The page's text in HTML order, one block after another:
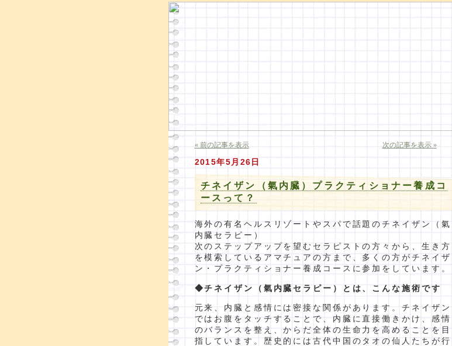
« 前の記事を表示 次の記事を表示 »
2015年5月26日
チネイザン（氣内臓）プラクティショナー養成コ
ースって？
海外の有名ヘルスリゾートやスパで話題のチネイザン（氣
内臓セラピー）
次のステップアップを望むセラピストの方々から、生き方
を模索しているアマチュアの方まで、多くの方がチネイザ
ン・プラクティショナー養成コースに参加をしています。
◆チネイザン（氣内臓セラピー）とは、こんな施術です
元来、内臓と感情には密接な関係があります。チネイザン
ではお腹をタッチすることで、内臓に直接働きかけ、感情
のバランスを整え、からだ全体の生命力を高めることを目
指しています。歴史的には古代中国のタオの仙人たちが行